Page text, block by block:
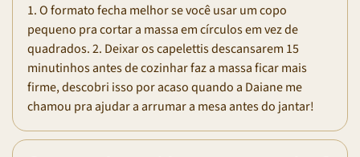
1. O formato fecha melhor se você usar um copo
pequeno pra cortar a massa em círculos em vez de
quadrados. 2. Deixar os capelettis descansarem 15
minutinhos antes de cozinhar faz a massa ficar mais
firme, descobri isso por acaso quando a Daiane me
chamou pra ajudar a arrumar a mesa antes do jantar!